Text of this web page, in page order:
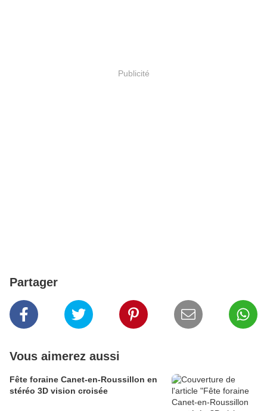
Publicité
Partager
Vous aimerez aussi
Fête foraine Canet-en-Roussillon en
stéréo 3D vision croisée